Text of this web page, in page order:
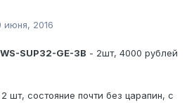
июня, 2016
SUP32-GE-3B - 2шт, 4000 рублей
шт, состояние почти без царапин, с